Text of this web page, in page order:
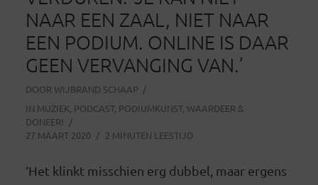
NAAR EEN ZAAL, NIET NAAR
EEN PODIUM. ONLINE IS DAAR
GEEN VERVANGING VAN.’
DOOR WIJBRAND SCHAAP
IN MUZIEK, PODCAST, PODIUMKUNST, WAARDEER &
DONEER!
27 MAART 2020
2 MINUTEN LEESTIJD
‘Het klinkt misschien erg dubbel, maar ergens